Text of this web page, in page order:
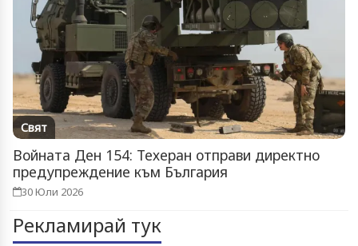
Свят
Войната Ден 154: Техеран отправи директно
предупреждение към България
30 Юли 2026
Рекламирай тук